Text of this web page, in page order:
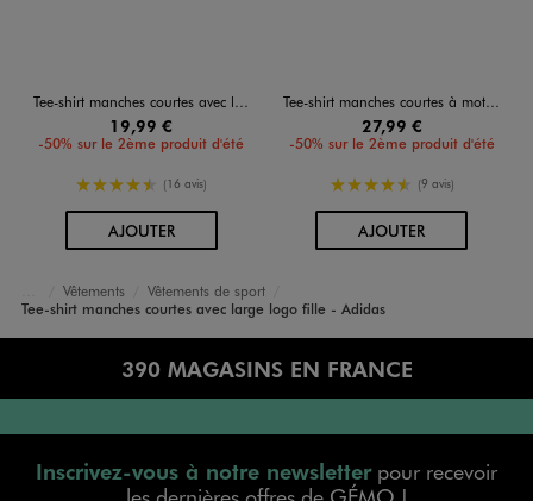
Tee-shirt manches courtes avec logo XXL fille - Adidas
19,99 €
-50% sur le 2ème produit d'été
4.5/5 de moyenne
(16 avis)
AJOUTERAU PANIER
Tee-shirt manches courtes à motif léopard fille - Adidas
27,99 €
-50% sur le 2ème produit d'été
4.5/5 de moyenne
(9 avis)
AJOUTERAU PANIER
Accueil
Fille
Vêtements
Vêtements de sport
Tee-shirt manches courtes avec large logo fille - Adidas
390 MAGASINS EN FRANCE
Inscrivez-vous à notre newsletterpour recevoir